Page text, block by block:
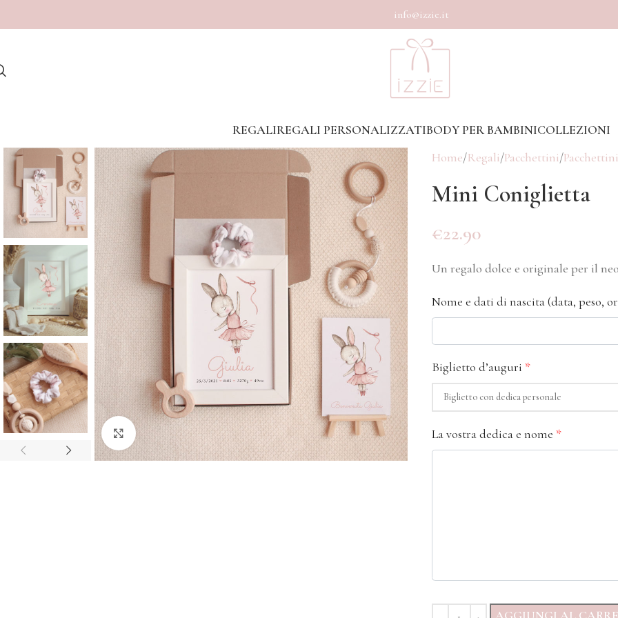
info@izzie.it
REGALIREGALI PERSONALIZZATIBODY PER BAMBINICOLLEZIONI
Click to enlarge
Home Regali Pacchettini
Mini Coniglietta
€22.90
Un regalo dolce e originale per il
Nome e dati di nascita (data, peso,
Biglietto d’auguri *
La vostra dedica e nome *
AGGIUNGI AL